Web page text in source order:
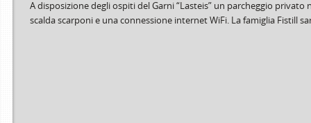
A disposizione degli ospiti del Garni “Lasteis” un parcheggio
scalda scarponi e una connessione internet WiFi. La famiglia Fistill